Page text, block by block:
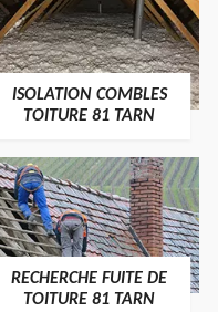
ISOLATION COMBLES
TOITURE 81 TARN
RECHERCHE FUITE DE
TOITURE 81 TARN